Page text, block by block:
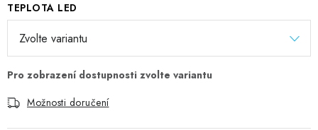
TEPLOTA LED
Možnosti doručení